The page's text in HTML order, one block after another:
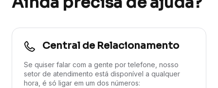
Central de Relacionamento
Se quiser falar com a gente por telefone, nosso
setor de atendimento está disponível a qualquer
hora, é só ligar em um dos números: